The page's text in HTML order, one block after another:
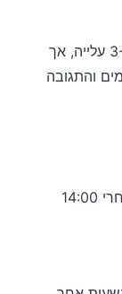
סקירה מ-2022 תומך בטווח של 3-11% עלייה, אך
והתגובה